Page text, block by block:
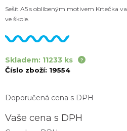
Sešit A5 s oblíbeným motivem Krtečka
ve škole.
Skladem: 11233 ks
Číslo zboží: 19554
Doporučená cena s DPH
Vaše cena s DPH